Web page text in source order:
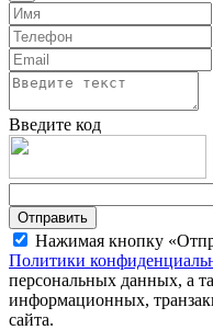
Введите код
Нажимая кнопку
Политики
персональных данных, а
информационных,
сайта.